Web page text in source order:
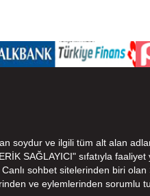
soydur ve ilgili tüm alt alan
SAĞLAYICI" sıfatıyla
sohbet sitelerinden biri
ve eylemlerinden sorumlu